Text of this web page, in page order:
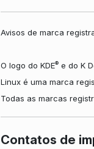
Avisos de marca
O logo do KDE®e do K
Linux é uma marca
Todas as marcas
Contatos de